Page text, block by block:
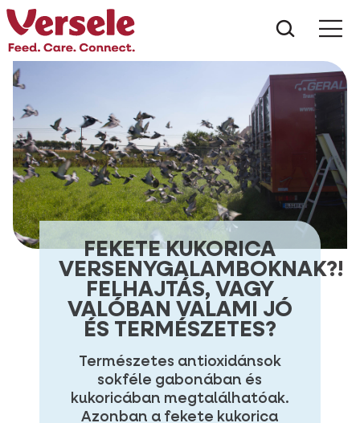
FEKETE KUKORICA
VERSENYGALAMBOKNAK?!
FELHAJTÁS, VAGY
VALÓBAN VALAMI JÓ
ÉS TERMÉSZETES?
Természetes antioxidánsok
sokféle gabonában és
kukoricában megtalálhatóak.
Azonban a fekete kukorica